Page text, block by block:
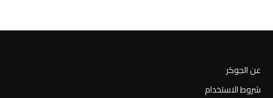
عن الجوكر
شروط الاستخدام